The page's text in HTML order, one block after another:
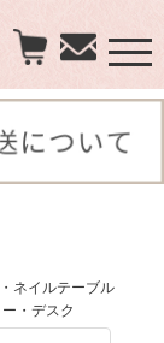
ネイルテーブル
・デスク
×